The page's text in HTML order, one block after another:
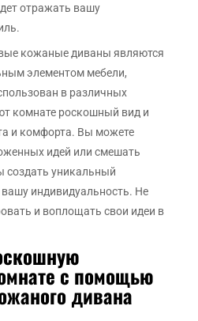
отражать вашу
кожаные диваны являются
элементом мебели,
в различных
комнате роскошный вид и
и комфорта. Вы можете
идей или смешать
создать уникальный
индивидуальность. Не
и воплощать свои идеи в
с помощью
дивана